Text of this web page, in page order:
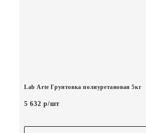
Lab Arte Грунтовка полиуретановая 5кг
5 632 р/шт